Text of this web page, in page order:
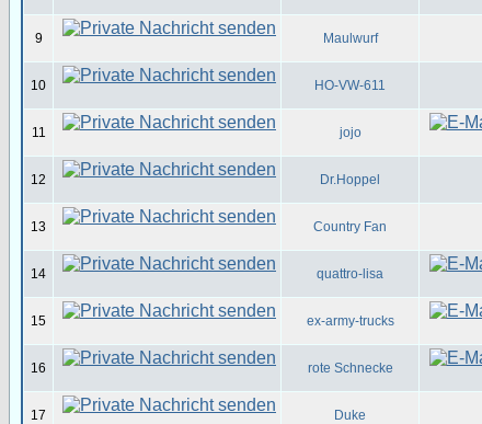
9 Maulwurf
10 HO-VW-611
11 jojo
12 Dr.Hoppel
13 Country Fan
14 quattro-lisa
15 ex-army-trucks
16 rote Schnecke
17 Duke